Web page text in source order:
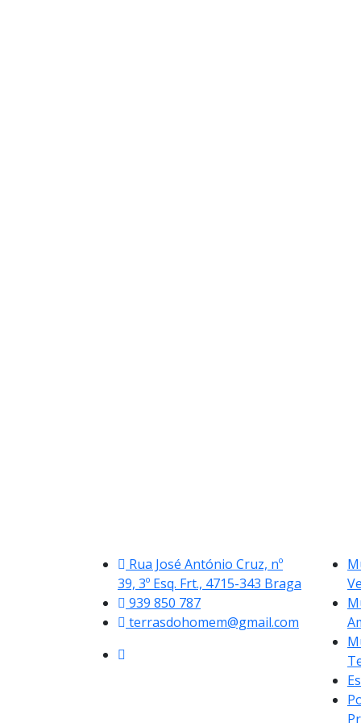
Rua José António Cruz, nº
39, 3º Esq. Frt., 4715-343 Braga
939 850 787
terrasdohomem@gmail.com